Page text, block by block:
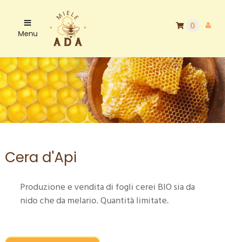
Menu
0
Cera d'Api
Produzione e vendita di fogli cerei BIO sia da
nido che da melario. Quantità limitate.